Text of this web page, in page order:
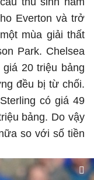
Everton và trở
mùa giải thất
Park. Chelsea
20 triệu bảng
đều bị từ chối.
có giá 49
bảng. Do vậy
so với số tiền